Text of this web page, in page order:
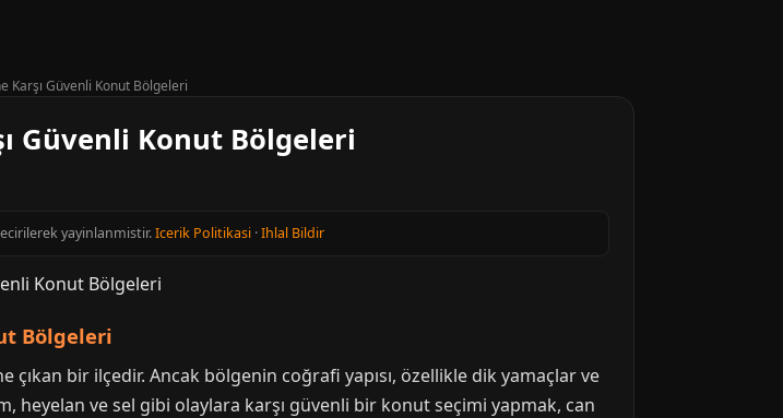
Karşı Güvenli Konut Bölgeleri
Güvenli Konut Bölgeleri
yayinlanmistir.Icerik Politikasi ·Ihlal Bildir
Bölgeleri
çıkan bir ilçedir. Ancak bölgenin coğrafi yapısı, özellikle dik yamaçlar ve
heyelan ve sel gibi olaylara karşı güvenli bir konut seçimi yapmak, can